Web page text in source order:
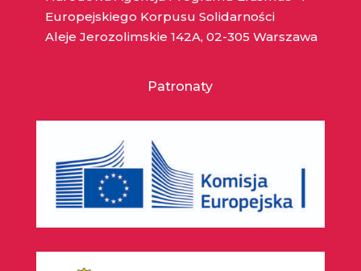
Europejskiego Korpusu Solidarności
Aleje Jerozolimskie 142A, 02-305 Warszawa
Patronaty